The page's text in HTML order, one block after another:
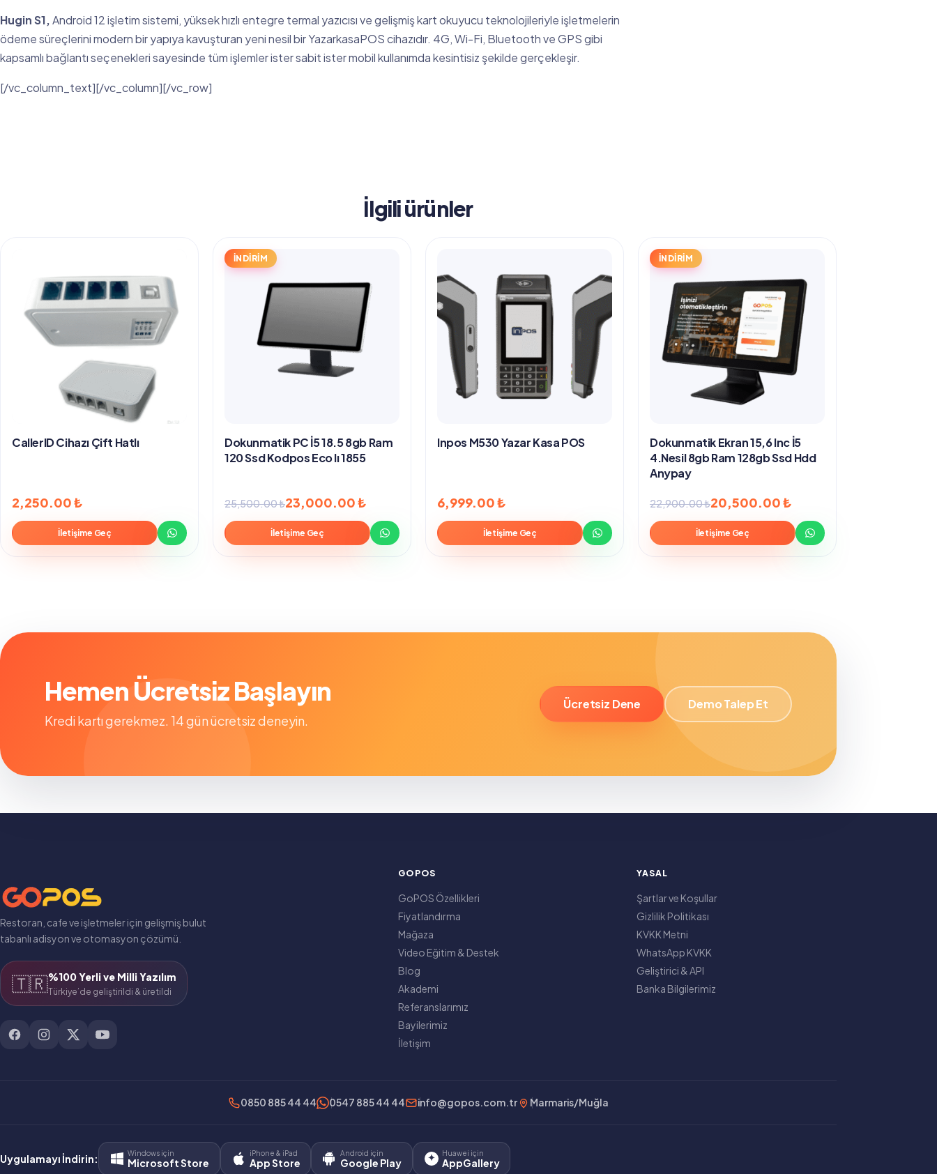
Hugin S1,Android 12 işletim sistemi, yüksek hızlı entegre termal yazıcısı ve gelişmiş kart okuyucu teknolojileriyle işletmelerin
ödeme süreçlerini modern bir yapıya kavuşturan yeni nesil bir YazarkasaPOS cihazıdır. 4G, Wi-Fi, Bluetooth ve GPS gibi
kapsamlı bağlantı seçenekleri sayesinde tüm işlemler ister sabit ister mobil kullanımda kesintisiz şekilde gerçekleşir.
[/vc_column_text][/vc_column][/vc_row]
İlgili ürünler
CallerID Cihazı Çift Hatlı
2,250.00₺
İletişime Geç
İNDİRİM
Dokunmatik PC İ5 18.5 8gb Ram
120 Ssd Kodpos Eco Iı 1855
25,500.00₺
Orijinal
fiyat:
25,500.00 ₺.
23,000.00₺
Şu
andaki
fiyat:
23,000.00 ₺.
İletişime Geç
Inpos M530 Yazar Kasa POS
6,999.00₺
İletişime Geç
İNDİRİM
Dokunmatik Ekran 15,6 Inc İ5
4.Nesil 8gb Ram 128gb Ssd Hdd
Anypay
22,900.00₺
Orijinal
fiyat:
22,900.00 ₺.
20,500.00₺
Şu
andaki
fiyat:
20,500.00 ₺.
İletişime Geç
Hemen Ücretsiz Başlayın
Kredi kartı gerekmez. 14 gün ücretsiz deneyin.
Ücretsiz Dene Demo Talep Et
Restoran, cafe ve işletmeler için gelişmiş bulut
tabanlı adisyon ve otomasyon çözümü.
🇹🇷%100 Yerli ve Milli Yazılım
Türkiye’de geliştirildi & üretildi
GOPOS
GoPOS Özellikleri
Fiyatlandırma
Mağaza
Video Eğitim & Destek
Blog
Akademi
Referanslarımız
Bayilerimiz
İletişim
YASAL
Şartlar ve Koşullar
Gizlilik Politikası
KVKK Metni
WhatsApp KVKK
Geliştirici & API
Banka Bilgilerimiz
0850 885 44 44 0547 885 44 44 info@gopos.com.tr Marmaris/Muğla
Uygulamayı İndirin: Windows için
Microsoft Store
iPhone & iPad
App Store
Android için
Google Play
Huawei için
AppGallery